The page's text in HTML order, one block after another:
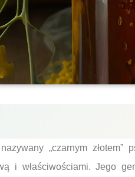
„czarnym
i właściwościami. Jego